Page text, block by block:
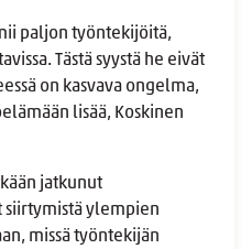
paljon työntekijöitä,
Tästä syystä he eivät
on kasvava ongelma,
lisää, Koskinen
jatkunut
siirtymistä ylempien
missä työntekijän